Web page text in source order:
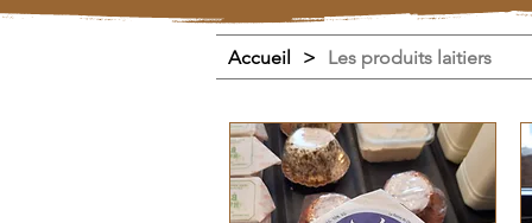
Accueil > Les produits laitiers